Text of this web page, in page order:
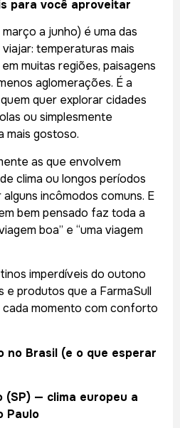
para você aproveitar
a junho) é uma das
temperaturas mais
muitas regiões, paisagens
aglomerações. É a
quer explorar cidades
ou simplesmente
mais gostoso.
as que envolvem
clima ou longos períodos
incômodos comuns. E
bem pensado faz toda a
boa” e “uma viagem
imperdíveis do outono
e produtos que a FarmaSull
momento com conforto
no Brasil (e o que esperar
(SP) — clima europeu a
Paulo